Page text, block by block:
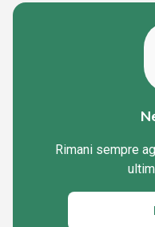
Rimani sempre